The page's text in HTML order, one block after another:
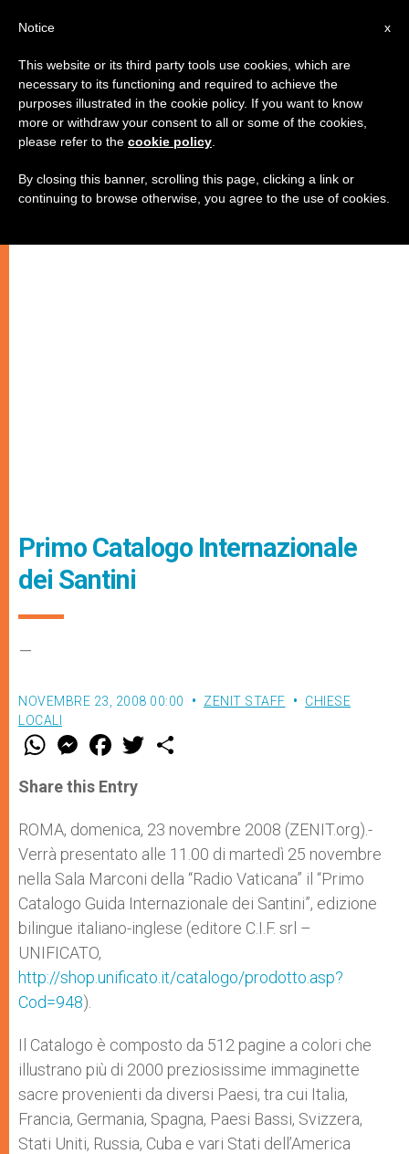
Primo Catalogo Internazionale
dei Santini
–
NOVEMBRE 23, 2008 00:00 ZENIT STAFF
CHIESE
LOCALI
W
t
s
p
p
M
e
s
e
g
e
r
F
a
e
b
o
k
w
r
Share this Entry
ROMA, domenica, 23 novembre 2008 (ZENIT.org).-
Verrà presentato alle 11.00 di martedì 25 novembre
nella Sala Marconi della “Radio Vaticana” il “Primo
Catalogo Guida Internazionale dei Santini”, edizione
bilingue italiano-inglese (editore C.I.F. srl –
UNIFICATO,
http://shop.unificato.it/catalogo/prodotto.asp?
Cod=948).
Il Catalogo è composto da 512 pagine a colori che
illustrano più di 2000 preziosissime immaginette
sacre provenienti da diversi Paesi, tra cui Italia,
Francia, Germania, Spagna, Paesi Bassi, Svizzera,
Stati Uniti, Russia, Cuba e vari Stati dell’America
x
Notice
This website or its third party tools use cookies, which are
necessary to its functioning and required to achieve the
purposes illustrated in the cookie policy. If you want to know
more or withdraw your consent to all or some of the cookies,
please refer to the cookie policy
By closing this banner, scrolling this page, clicking a link or
continuing to browse otherwise, you agree to the use of cookies.